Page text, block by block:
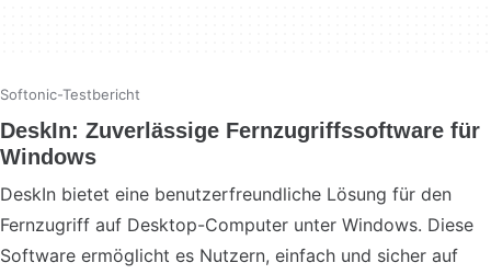
Softonic-Testbericht
DeskIn: Zuverlässige Fernzugriffssoftware für
Windows
DeskIn bietet eine benutzerfreundliche Lösung für den
Fernzugriff auf Desktop-Computer unter Windows. Diese
Software ermöglicht es Nutzern, einfach und sicher auf